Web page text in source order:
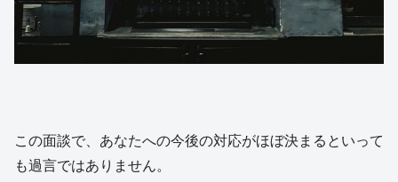
この面談で、あなたへの今後の対応がほぼ決まるといって
も過言ではありません。